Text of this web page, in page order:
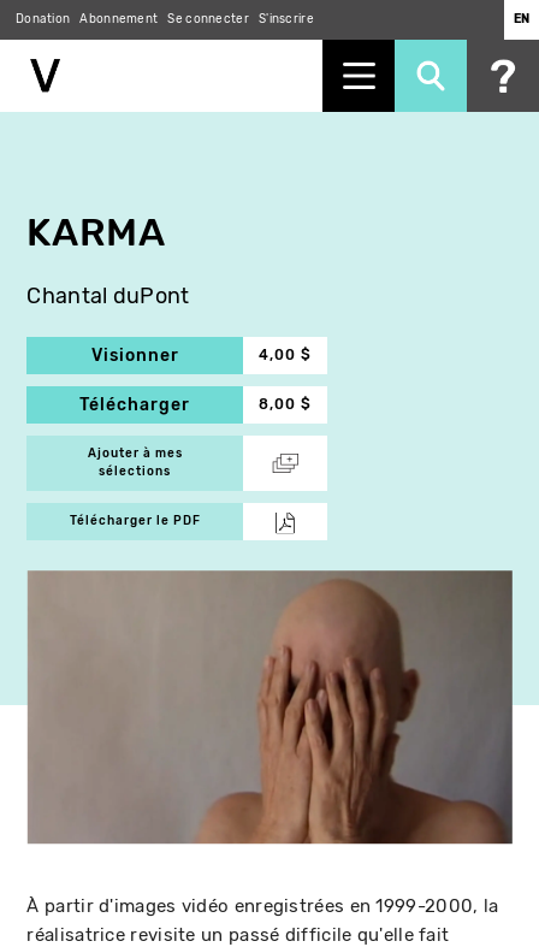
Donation Abonnement Se connecter S'inscrire EN
KARMA
Chantal duPont
Visionner 4,00 $
Télécharger 8,00 $
Ajouter à mes
sélections
Télécharger le PDF
À partir d'images vidéo enregistrées en 1999-2000, la
réalisatrice revisite un passé difficile qu'elle fait